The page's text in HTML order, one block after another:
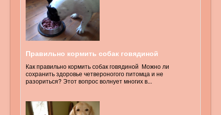
Правильно кормить собак говядиной
Как правильно кормить собак говядиной Можно ли
сохранить здоровье четвероногого питомца и не
разориться? Этот вопрос волнует многих в...